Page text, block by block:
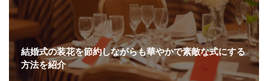
結婚式の装花を節約しながらも華やかで素敵な式にする
方法を紹介